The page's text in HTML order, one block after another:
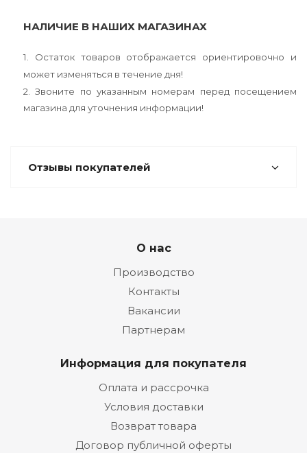
НАЛИЧИЕ В НАШИХ МАГАЗИНАХ
1. Остаток товаров отображается ориентировочно и
может изменяться в течение дня!
2. Звоните по указанным номерам перед посещением
магазина для уточнения информации!
Отзывы покупателей
О нас
Производство
Контакты
Вакансии
Партнерам
Информация для покупателя
Оплата и рассрочка
Условия доставки
Возврат товара
Договор публичной оферты